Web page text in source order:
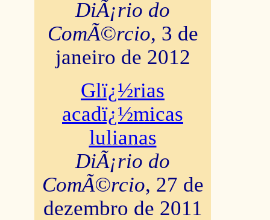
DiÃ¡rio do
ComÃ©rcio, 3 de
janeiro de 2012
Glï¿½rias
acadï¿½micas
lulianas
DiÃ¡rio do
ComÃ©rcio, 27 de
dezembro de 2011